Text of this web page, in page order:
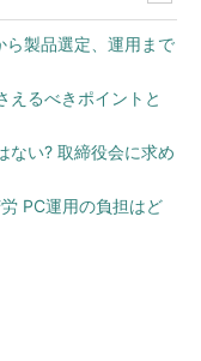
製品選定、運用まで
えるべきポイントと
ない? 取締役会に求め
PC運用の負担はど